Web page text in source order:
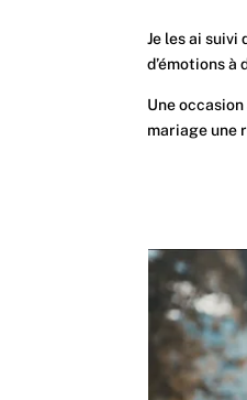
Je les ai suivi
d’émotions
Une
mariage une